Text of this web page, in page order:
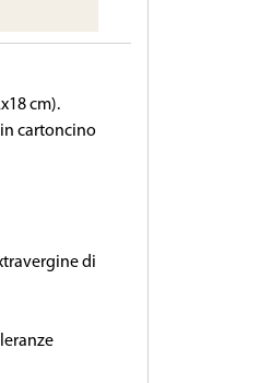
cm).
cartoncino
di